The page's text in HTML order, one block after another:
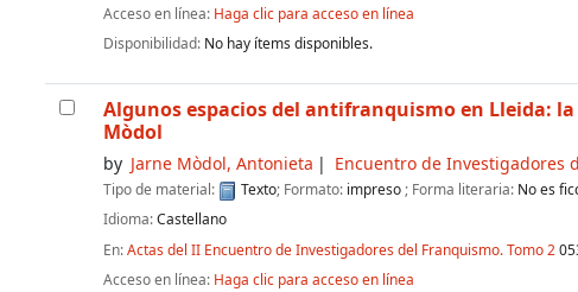
Acceso en línea: Haga clic para acceso en línea
Disponibilidad: No hay ítems disponibles.
Algunos espacios del antifranquismo en Lleida:
Mòdol
by Jarne Mòdol, Antonieta Encuentro de Investigadores
Tipo de material: Texto; Formato: impreso; Forma literaria: No es
Idioma:Castellano
En:Actas del II Encuentro de Investigadores del Franquismo. Tomo 2
Acceso en línea: Haga clic para acceso en línea